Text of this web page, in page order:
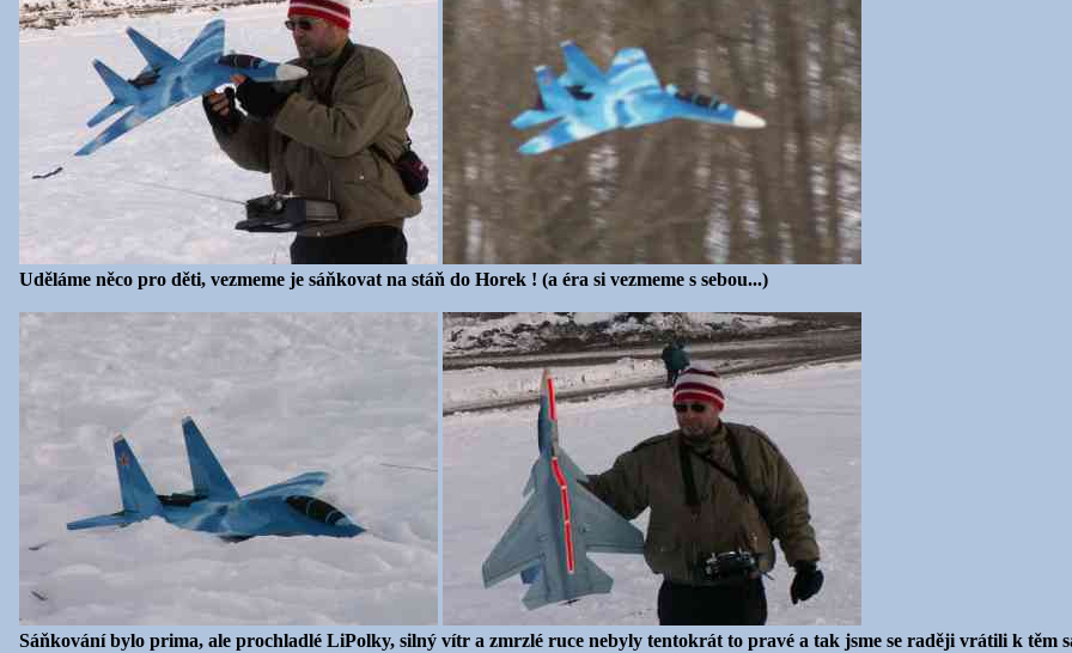
Uděláme něco pro děti, vezmeme je sáňkovat na stáň do Horek ! (a éra si vezmeme s sebou...)
Sáňkování bylo prima, ale prochladlé LiPolky, silný vítr a zmrzlé ruce nebyly tentokrát to pravé a tak jsme se raději vrátili k těm